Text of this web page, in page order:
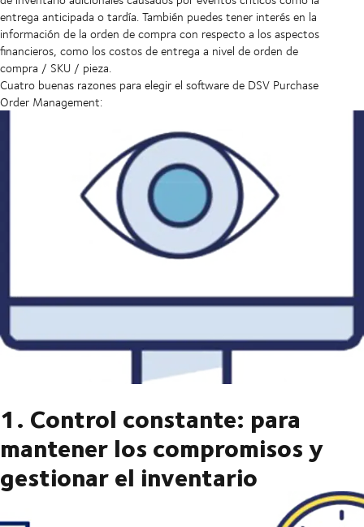
entrega anticipada o tardía. También puedes tener interés en la
información de la orden de compra con respecto a los aspectos
financieros, como los costos de entrega a nivel de orden de
compra / SKU / pieza.
Cuatro buenas razones para elegir el software de DSV Purchase
Order Management:
1. Control constante: para
mantener los compromisos y
gestionar el inventario